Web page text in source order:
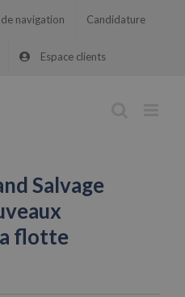
navigation Candidature
Espace clients
Salvage
flotte